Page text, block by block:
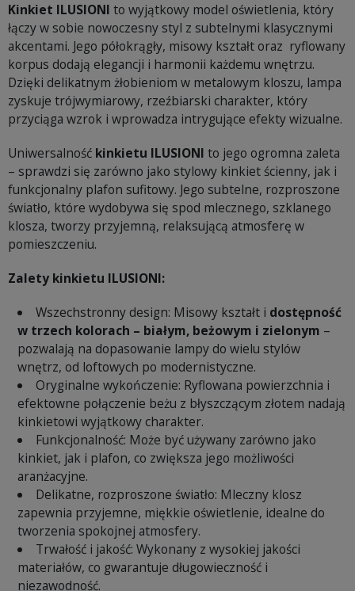
Kinkiet ILUSIONI to wyjątkowy model oświetlenia, który
łączy w sobie nowoczesny styl z subtelnymi klasycznymi
akcentami. Jego półokrągły, misowy kształt oraz ryflowany
korpus dodają elegancji i harmonii każdemu wnętrzu.
Dzięki delikatnym żłobieniom w metalowym kloszu, lampa
zyskuje trójwymiarowy, rzeźbiarski charakter, który
przyciąga wzrok i wprowadza intrygujące efekty wizualne.
Uniwersalność kinkietu ILUSIONI to jego ogromna zaleta
– sprawdzi się zarówno jako stylowy kinkiet ścienny, jak i
funkcjonalny plafon sufitowy. Jego subtelne, rozproszone
światło, które wydobywa się spod mlecznego, szklanego
klosza, tworzy przyjemną, relaksującą atmosferę w
pomieszczeniu.
Zalety kinkietu ILUSIONI:
Wszechstronny design: Misowy kształt i dostępność
w trzech kolorach – białym, beżowym i zielonym –
pozwalają na dopasowanie lampy do wielu stylów
wnętrz, od loftowych po modernistyczne.
Oryginalne wykończenie: Ryflowana powierzchnia i
efektowne połączenie beżu z błyszczącym złotem nadają
kinkietowi wyjątkowy charakter.
Funkcjonalność: Może być używany zarówno jako
kinkiet, jak i plafon, co zwiększa jego możliwości
aranżacyjne.
Delikatne, rozproszone światło: Mleczny klosz
zapewnia przyjemne, miękkie oświetlenie, idealne do
tworzenia spokojnej atmosfery.
Trwałość i jakość: Wykonany z wysokiej jakości
materiałów, co gwarantuje długowieczność i
niezawodność.